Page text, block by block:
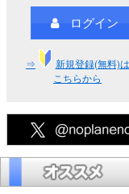
ログイン
⇒
新規登録(無料)は
こちらから